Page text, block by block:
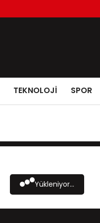
TEKNOLOJİ SPOR
Yükleniyor...